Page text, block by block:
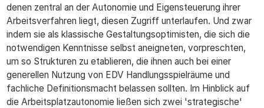
denen zentral an der Autonomie und Eigensteuerung ihrer
Arbeitsverfahren liegt, diesen Zugriff unterlaufen. Und zwar
indem sie als klassische Gestaltungsoptimisten, die sich die
notwendigen Kenntnisse selbst aneigneten, vorpreschten,
um so Strukturen zu etablieren, die ihnen auch bei einer
generellen Nutzung von EDV Handlungsspielräume und
fachliche Definitionsmacht belassen sollten. Im Hinblick auf
die Arbeitsplatzautonomie ließen sich zwei 'strategische'